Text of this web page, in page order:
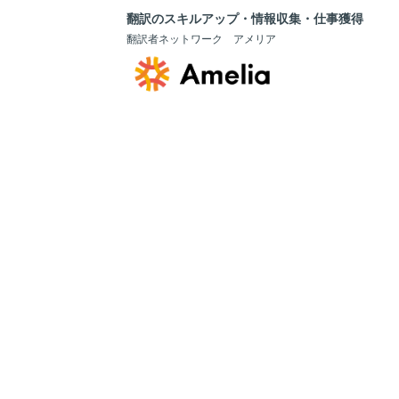
翻訳のスキルアップ・情報収集・仕事獲得
翻訳者ネットワーク アメリア